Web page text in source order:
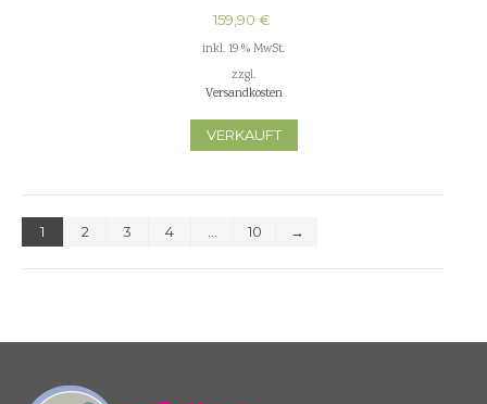
159,90 €
inkl. 19 % MwSt.
zzgl.
Versandkosten
VERKAUFT
1 2 3 4 10 →